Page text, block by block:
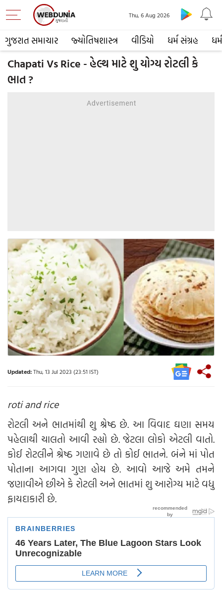
ગુજરાત સમાચાર જ્યોતિષશાસ્ત્ર વીડિયો ધર્મ સંગ્રહ ધર્મ
Thu, 6 Aug 2026
Chapati Vs Rice - હેલ્થ માટે શુ યોગ્ય રોટલી કે
ભાત ?
Updated:Thu, 13 Jul 2023 (23:51 IST)
roti and rice
રોટલી અને ભાતમાંથી શુ શ્રેષ્ઠ છે. આ વિવાદ ઘણા સમય
પહેલાથી ચાલતો આવી રહ્યો છે. જેટલા લોકો એટલી વાતો.
કોઈ રોટલીને શ્રેષ્ઠ ગણાવે છે તો કોઈ ભાતને. બંને માં પોત
પોતાના આગવા ગુણ હોય છે. આવો આજે અમે તમને
જણાવીએ છીએ કે રોટલી અને ભાતમાં શુ આરોગ્ય માટે વધુ
ફાયદાકારી છે.